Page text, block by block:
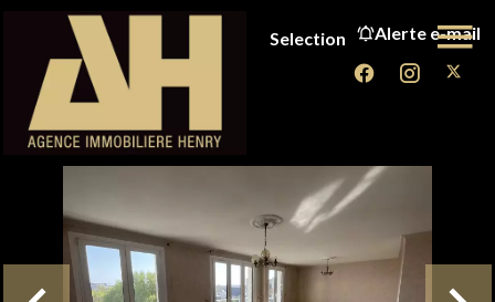
Selection Alerte e-mail